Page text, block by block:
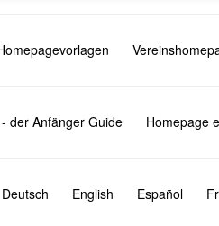
der Anfänger Guide Homepage
Deutsch English Español